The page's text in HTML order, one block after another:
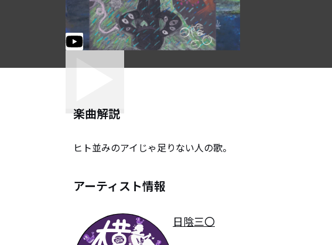
楽曲解説
ヒト並みのアイじゃ足りない人の歌。
アーティスト情報
日陰三〇